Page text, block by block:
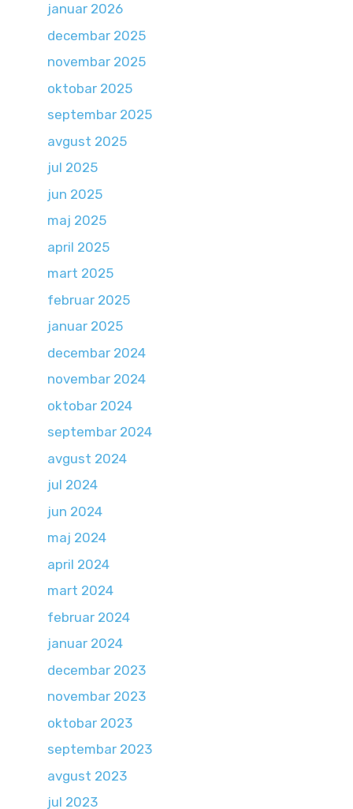
januar 2026
decembar 2025
novembar 2025
oktobar 2025
septembar 2025
avgust 2025
jul 2025
jun 2025
maj 2025
april 2025
mart 2025
februar 2025
januar 2025
decembar 2024
novembar 2024
oktobar 2024
septembar 2024
avgust 2024
jul 2024
jun 2024
maj 2024
april 2024
mart 2024
februar 2024
januar 2024
decembar 2023
novembar 2023
oktobar 2023
septembar 2023
avgust 2023
jul 2023